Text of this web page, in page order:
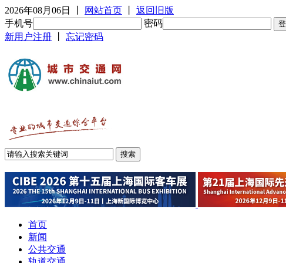
2026年08月06日 网站首页
返回旧版
手机号
密码
新用户注册
忘记密码
首页
新闻
公共交通